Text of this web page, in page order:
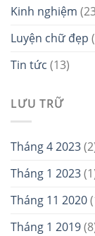
Kinh nghiệm
Luyện chữ đẹp
Tin tức (13)
LƯU TRỮ
Tháng 4 2023
Tháng 1 2023
Tháng 11 2020
Tháng 1 2019